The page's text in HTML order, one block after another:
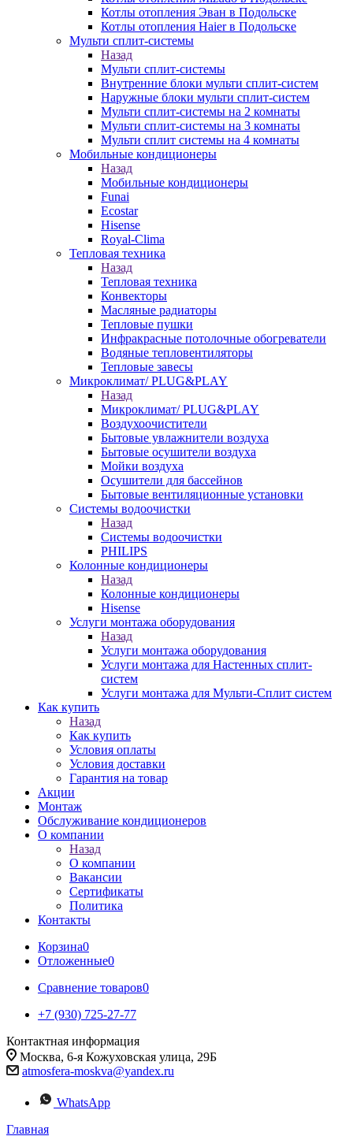
Котлы отопления Эван в Подольске
Котлы отопления Haier в Подольске
Мульти сплит-системы
Назад
Мульти сплит-системы
Внутренние блоки мульти сплит-систем
Наружные блоки мульти сплит-систем
Мульти сплит-системы на 2 комнаты
Мульти сплит-системы на 3 комнаты
Мульти сплит системы на 4 комнаты
Мобильные кондиционеры
Назад
Мобильные кондиционеры
Funai
Ecostar
Hisense
Royal-Clima
Тепловая техника
Назад
Тепловая техника
Конвекторы
Масляные радиаторы
Тепловые пушки
Инфракрасные потолочные обогреватели
Водяные тепловентиляторы
Тепловые завесы
Микроклимат/ PLUG&PLAY
Назад
Микроклимат/ PLUG&PLAY
Воздухоочистители
Бытовые увлажнители воздуха
Бытовые осушители воздуха
Мойки воздуха
Осушители для бассейнов
Бытовые вентиляционные установки
Системы водоочистки
Назад
Системы водоочистки
PHILIPS
Колонные кондиционеры
Назад
Колонные кондиционеры
Hisense
Услуги монтажа оборудования
Назад
Услуги монтажа оборудования
Услуги монтажа для Настенных сплит-
систем
Услуги монтажа для Мульти-Сплит систем
Как купить
Назад
Как купить
Условия оплаты
Условия доставки
Гарантия на товар
Акции
Монтаж
Обслуживание кондиционеров
О компании
Назад
О компании
Вакансии
Сертификаты
Политика
Контакты
Корзина0
Отложенные0
Сравнение товаров0
+7 (930) 725-27-77
Контактная информация
Москва, 6-я Кожуховская улица, 29Б
atmosfera-moskva@yandex.ru
WhatsApp
Главная